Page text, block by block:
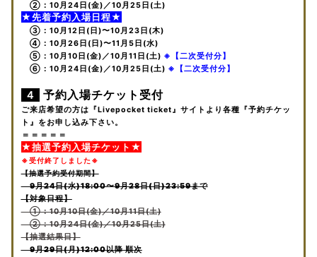
②：10月24日(金)／10月25日(土)
★先着予約入場日程★
③：10月12日(日)〜10月23日(木)
④：10月26日(日)〜11月5日(水)
⑤：10月10日(金)／10月11日(土) ※【二次受付分】
⑥：10月24日(金)／10月25日(土) ※【二次受付分】
４ 予約入場チケット受付
ご来店希望の方は『Livepocket ticket』サイトより各種『予約チケッ
ト』をお申し込み下さい。
＝＝＝＝＝
★抽選予約入場チケット★
※受付終了しました※
【抽選予約受付期間】
9月24日(水)18:00〜9月28日(日)23:59まで
【対象日程】
①：10月10日(金)／10月11日(土)
②：10月24日(金)／10月25日(土)
【抽選結果日】
9月29日(月)12:00以降 順次